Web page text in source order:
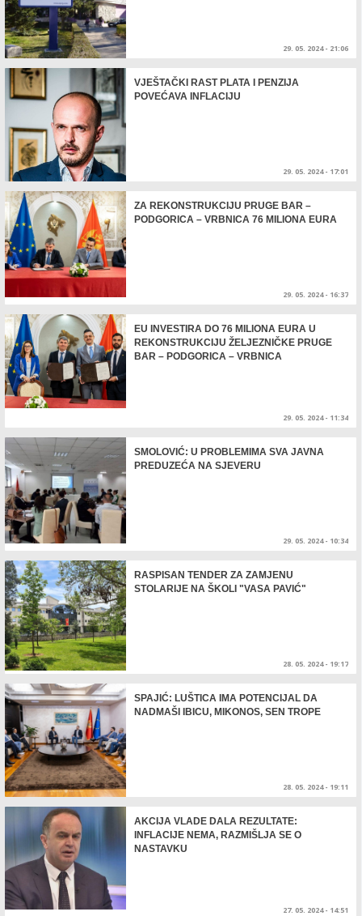
29. 05. 2024 - 21:06
VJEŠTAČKI RAST PLATA I PENZIJA
POVEĆAVA INFLACIJU
29. 05. 2024 - 17:01
ZA REKONSTRUKCIJU PRUGE BAR –
PODGORICA – VRBNICA 76 MILIONA EURA
29. 05. 2024 - 16:37
EU INVESTIRA DO 76 MILIONA EURA U
REKONSTRUKCIJU ŽELJEZNIČKE PRUGE
BAR – PODGORICA – VRBNICA
29. 05. 2024 - 11:34
SMOLOVIĆ: U PROBLEMIMA SVA JAVNA
PREDUZEĆA NA SJEVERU
29. 05. 2024 - 10:34
RASPISAN TENDER ZA ZAMJENU
STOLARIJE NA ŠKOLI "VASA PAVIĆ"
28. 05. 2024 - 19:17
SPAJIĆ: LUŠTICA IMA POTENCIJAL DA
NADMAŠI IBICU, MIKONOS, SEN TROPE
28. 05. 2024 - 19:11
AKCIJA VLADE DALA REZULTATE:
INFLACIJE NEMA, RAZMIŠLJA SE O
NASTAVKU
27. 05. 2024 - 14:51